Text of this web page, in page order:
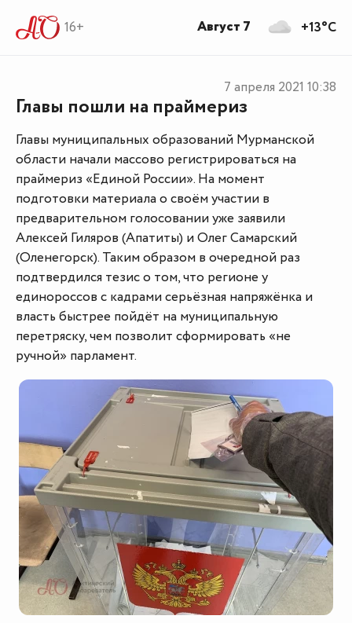
16+
Главы пошли на праймериз
7 апреля 2021 10:38
Главы муниципальных образований Мурманской
области начали массово регистрироваться на
праймериз «Единой России». На момент
подготовки материала о своём участии в
предварительном голосовании уже заявили
Алексей Гиляров (Апатиты) и Олег Самарский
(Оленегорск). Таким образом в очередной раз
подтвердился тезис о том, что регионе у
единороссов с кадрами серьёзная напряжёнка и
власть быстрее пойдёт на муниципальную
перетряску, чем позволит сформировать «не
ручной» парламент.
+13°C
Август 7